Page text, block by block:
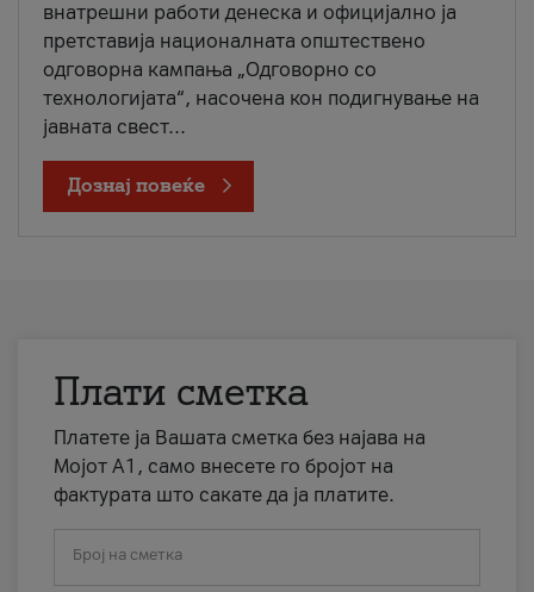
внатрешни работи денеска и официјално ја
претставија националната општествено
одговорна кампања „Одговорно со
технологијата“, насочена кон подигнување на
јавната свест...
Дознај повеќе
Плати сметка
Платете ја Вашата сметка без најава на
Мојот А1, само внесете го бројот на
фактурата што сакате да ја платите.
Број на сметка